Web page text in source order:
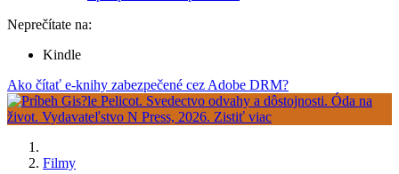
Neprečítate na:
Kindle
Ako čítať e-knihy zabezpečené cez Adobe DRM?
Filmy